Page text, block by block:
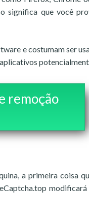
significa que você
e costumam ser
remoção
a primeira coisa